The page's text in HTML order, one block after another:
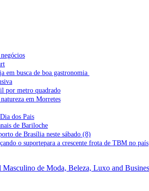
em busca de boa gastronomia
por metro quadrado
em Morretes
dos Pais
de Bariloche
de Brasília neste sábado (8)
o suportepara a crescente frota de TBM no país